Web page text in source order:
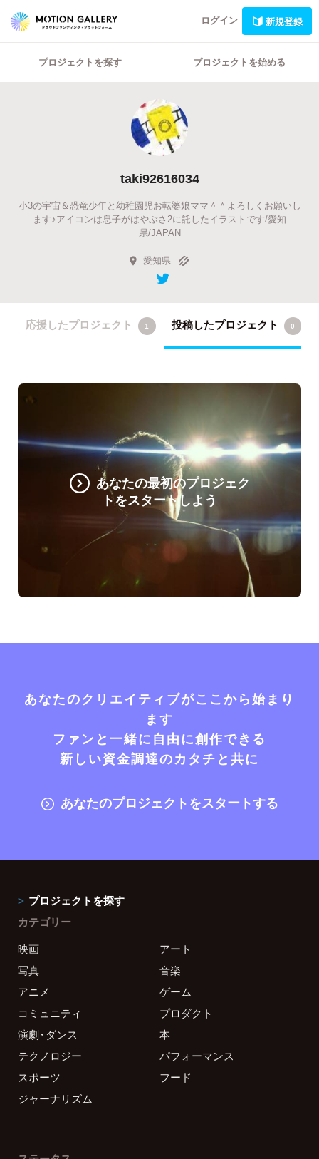
ログイン 新規登録
プロジェクトを探す プロジェクトを始める
taki92616034
小3の宇宙＆恐竜少年と幼稚園児お転婆娘ママ＾＾よろしくお願いし
ます♪アイコンは息子がはやぶさ2に託したイラストです/愛知
県/JAPAN
愛知県
応援したプロジェクト 1 投稿したプロジェクト 0
あなたの最初のプロジェク
トをスタートしよう
あなたのクリエイティブがここから始まり
ます
ファンと一緒に自由に創作できる
新しい資金調達のカタチと共に
あなたのプロジェクトをスタートする
プロジェクトを探す
カテゴリー
映画
アート
写真
音楽
アニメ
ゲーム
コミュニティ
プロダクト
演劇・ダンス
本
テクノロジー
パフォーマンス
スポーツ
フード
ジャーナリズム